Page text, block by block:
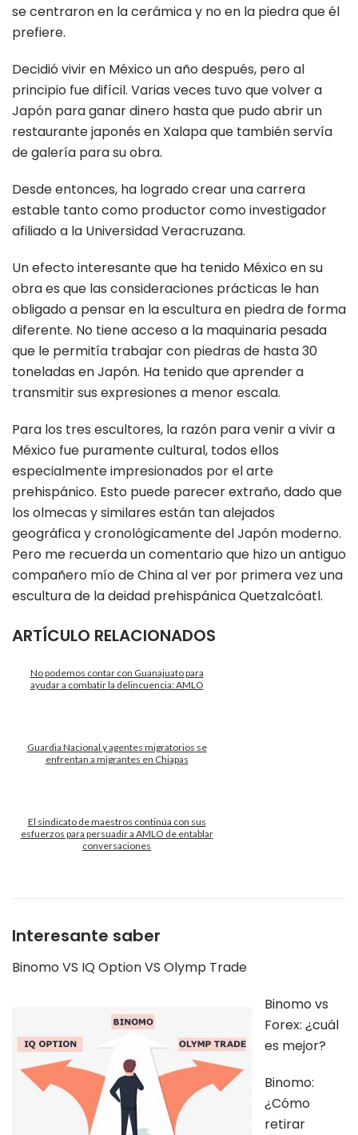
se centraron en la cerámica y no en la piedra que él
prefiere.
Decidió vivir en México un año después, pero al
principio fue difícil. Varias veces tuvo que volver a
Japón para ganar dinero hasta que pudo abrir un
restaurante japonés en Xalapa que también servía
de galería para su obra.
Desde entonces, ha logrado crear una carrera
estable tanto como productor como investigador
afiliado a la Universidad Veracruzana.
Un efecto interesante que ha tenido México en su
obra es que las consideraciones prácticas le han
obligado a pensar en la escultura en piedra de forma
diferente. No tiene acceso a la maquinaria pesada
que le permitía trabajar con piedras de hasta 30
toneladas en Japón. Ha tenido que aprender a
transmitir sus expresiones a menor escala.
Para los tres escultores, la razón para venir a vivir a
México fue puramente cultural, todos ellos
especialmente impresionados por el arte
prehispánico. Esto puede parecer extraño, dado que
los olmecas y similares están tan alejados
geográfica y cronológicamente del Japón moderno.
Pero me recuerda un comentario que hizo un antiguo
compañero mío de China al ver por primera vez una
escultura de la deidad prehispánica Quetzalcóatl.
ARTÍCULO RELACIONADOS
No podemos contar con Guanajuato para
ayudar a combatir la delincuencia: AMLO
Guardia Nacional y agentes migratorios se
enfrentan a migrantes en Chiapas
El sindicato de maestros continúa con sus
esfuerzos para persuadir a AMLO de entablar
conversaciones
Interesante saber
Binomo VS IQ Option VS Olymp Trade
Binomo vs
Forex: ¿cuál
es mejor?
Binomo:
¿Cómo
retirar